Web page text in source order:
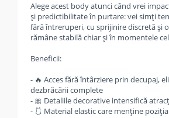
Alege acest body atunci când vrei
și predictibilitate în purtare: vei simți
fără întreruperi, cu sprijinire discretă și
rămâne stabilă chiar și în momentele
Beneficii:
- 🔥 Acces fără întârziere prin decupaj,
dezbrăcării complete
- 🎀 Detaliile decorative intensifică
- 🩱 Material elastic care menține